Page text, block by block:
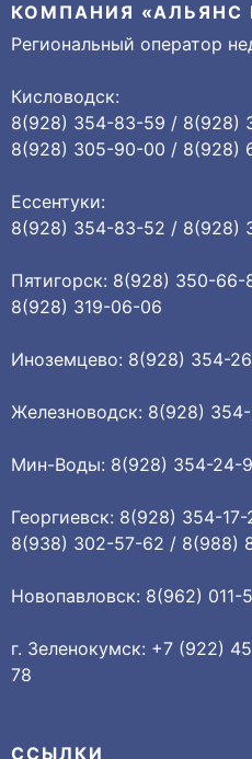
КОМПАНИЯ «АЛЬЯНС
Региональный оператор
Кисловодск:
8(928) 354-83-59 / 8(928)
8(928) 305-90-00 / 8(928)
Ессентуки:
8(928) 354-83-52 / 8(928)
Пятигорск: 8(928) 350-
8(928) 319-06-06
Иноземцево: 8(928) 354-
Железноводск: 8(928)
Мин-Воды: 8(928) 354-24-
Георгиевск: 8(928) 354-
8(938) 302-57-62 / 8(988)
Новопавловск: 8(962) 011-
г. Зеленокумск: +7 (922)
78
ССЫЛКИ